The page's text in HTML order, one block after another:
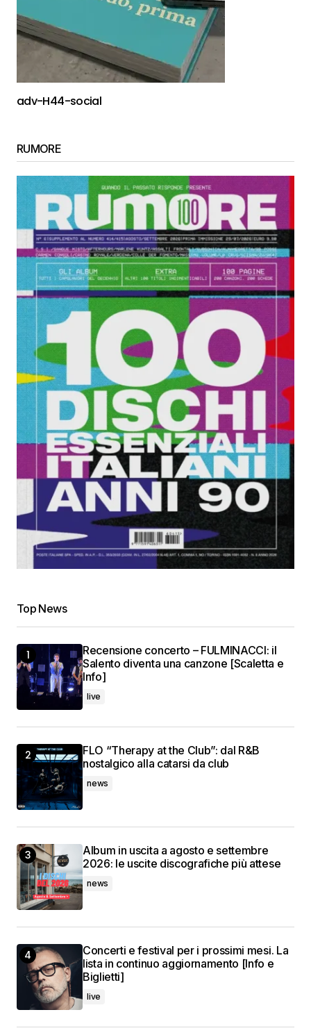
adv-H44-social
RUMORE
Top News
Recensione concerto – FULMINACCI: il
Salento diventa una canzone [Scaletta e
Info]
live
FLO “Therapy at the Club”: dal R&B
nostalgico alla catarsi da club
news
Album in uscita a agosto e settembre
2026: le uscite discografiche più attese
news
Concerti e festival per i prossimi mesi. La
lista in continuo aggiornamento [Info e
Biglietti]
live